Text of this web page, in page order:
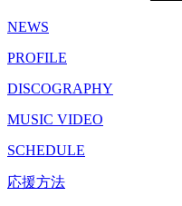
NEWS
PROFILE
DISCOGRAPHY
MUSIC VIDEO
SCHEDULE
応援方法